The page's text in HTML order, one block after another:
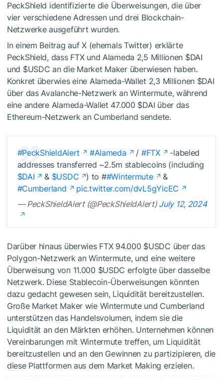
PeckShield identifizierte die Überweisungen, die über
vier verschiedene Adressen und drei Blockchain-
Netzwerke ausgeführt wurden.
In einem Beitrag auf X (ehemals Twitter) erklärte
PeckShield, dass FTX und Alameda 2,5 Millionen $DAI
und $USDC an die Market Maker überwiesen haben.
Konkret überwies eine Alameda-Wallet 2,3 Millionen $DAI
über das Avalanche-Netzwerk an Wintermute, während
eine andere Alameda-Wallet 47.000 $DAI über das
Ethereum-Netzwerk an Cumberland sendete.
#PeckShieldAlert #Alameda / #FTX
-labeled
addresses transferred ~2.5m stablecoins (including
$DAI
& $USDC ) to ##Wintermute
&
#Cumberland
pic.twitter.com/dvL5gYicEC
— PeckShieldAlert (@PeckShieldAlert) July 12, 2024
Darüber hinaus überwies FTX 94.000 $USDC über das
Polygon-Netzwerk an Wintermute, und eine weitere
Überweisung von 11.000 $USDC erfolgte über dasselbe
Netzwerk. Diese Stablecoin-Überweisungen könnten
dazu gedacht gewesen sein, Liquidität bereitzustellen.
Große Market Maker wie Wintermute und Cumberland
unterstützen das Handelsvolumen, indem sie die
Liquidität an den Märkten erhöhen. Unternehmen können
Vereinbarungen mit Wintermute treffen, um Liquidität
bereitzustellen und an den Gewinnen zu partizipieren, die
diese Plattformen aus dem Market Making erzielen.